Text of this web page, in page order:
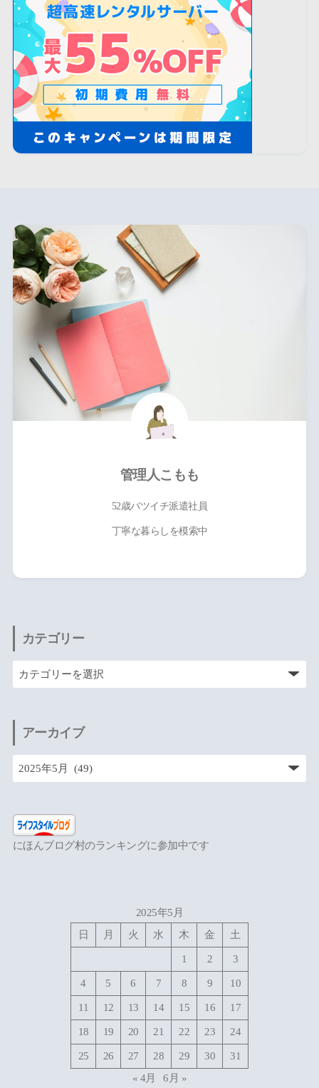
管理人こもも
52歳バツイチ派遣社員
丁寧な暮らしを模索中
カテゴリー
アーカイブ
にほんブログ村のランキングに参加中です
2025年5月
日
月 火 水 木 金 土
1 2 3
4 5 6 7 8 9 10
11 12 13 14 15 16 17
18 19 20 21 22 23 24
25 26 27 28 29 30
31
« 4月
6月 »